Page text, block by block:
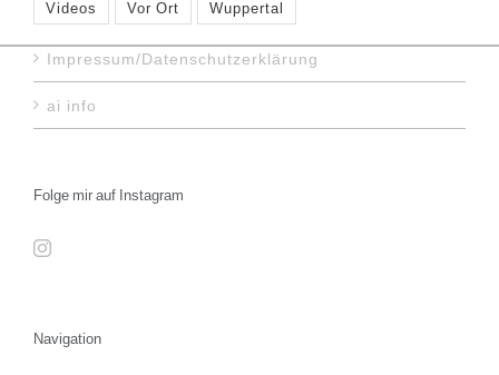
Videos
Vor Ort Wuppertal
Impressum/Datenschutzerklärung
ai info
Folge mir auf Instagram
Navigation